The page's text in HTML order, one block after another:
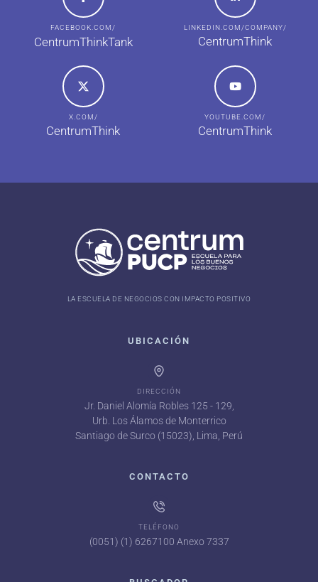
FACEBOOK.COM/
CentrumThinkTank
LINKEDIN.COM/COMPANY/
CentrumThink
X.COM/
CentrumThink
YOUTUBE.COM/
CentrumThink
LA ESCUELA DE NEGOCIOS CON IMPACTO POSITIVO
UBICACIÓN
DIRECCIÓN
Jr. Daniel Alomía Robles 125 - 129,
Urb. Los Álamos de Monterrico
Santiago de Surco (15023), Lima, Perú
CONTACTO
TELÉFONO
(0051) (1) 6267100 Anexo 7337